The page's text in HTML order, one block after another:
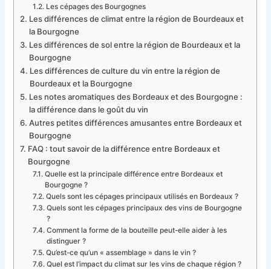
Les cépages des Bourgognes
Les différences de climat entre la région de Bourdeaux et
la Bourgogne
Les différences de sol entre la région de Bourdeaux et la
Bourgogne
Les différences de culture du vin entre la région de
Bourdeaux et la Bourgogne
Les notes aromatiques des Bordeaux et des Bourgogne :
la différence dans le goût du vin
Autres petites différences amusantes entre Bordeaux et
Bourgogne
FAQ : tout savoir de la différence entre Bordeaux et
Bourgogne
Quelle est la principale différence entre Bordeaux et
Bourgogne ?
Quels sont les cépages principaux utilisés en Bordeaux ?
Quels sont les cépages principaux des vins de Bourgogne
?
Comment la forme de la bouteille peut-elle aider à les
distinguer ?
Qu’est-ce qu’un « assemblage » dans le vin ?
Quel est l’impact du climat sur les vins de chaque région ?